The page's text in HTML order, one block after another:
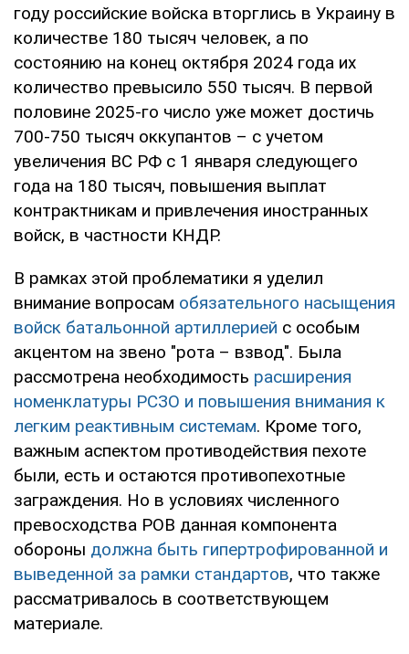
году российские войска вторглись в Украину в
количестве 180 тысяч человек, а по
состоянию на конец октября 2024 года их
количество превысило 550 тысяч. В первой
половине 2025-го число уже может достичь
700-750 тысяч оккупантов – с учетом
увеличения ВС РФ с 1 января следующего
года на 180 тысяч, повышения выплат
контрактникам и привлечения иностранных
войск, в частности КНДР.
В рамках этой проблематики я уделил
внимание вопросам обязательного насыщения
войск батальонной артиллерией с особым
акцентом на звено "рота – взвод". Была
рассмотрена необходимость расширения
номенклатуры РСЗО и повышения внимания к
легким реактивным системам. Кроме того,
важным аспектом противодействия пехоте
были, есть и остаются противопехотные
заграждения. Но в условиях численного
превосходства РОВ данная компонента
обороны должна быть гипертрофированной и
выведенной за рамки стандартов, что также
рассматривалось в соответствующем
материале.